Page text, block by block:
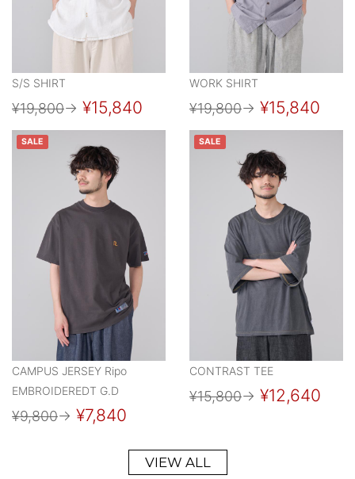
S/S SHIRT
¥19,800→ ¥15,840
WORK SHIRT
¥19,800→ ¥15,840
SALE
CAMPUS JERSEY Ripo
EMBROIDEREDT G.D
¥9,800→ ¥7,840
SALE
CONTRAST TEE
¥15,800→ ¥12,640
VIEW ALL